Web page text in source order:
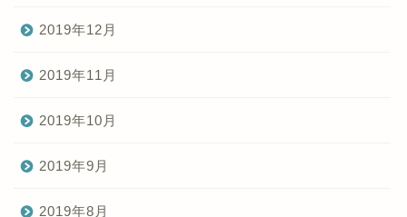
2019年12月
2019年11月
2019年10月
2019年9月
2019年8月